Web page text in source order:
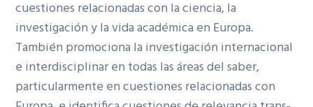
cuestiones relacionadas con la ciencia, la
investigación y la vida académica en Europa.
También promociona la investigación internacional
e interdisciplinar en todas las áreas del saber,
particularmente en cuestiones relacionadas con